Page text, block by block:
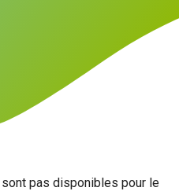
pas disponibles pour le